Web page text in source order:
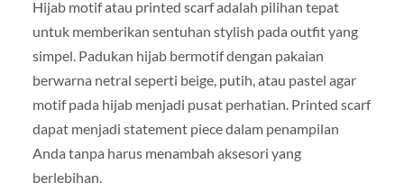
Hijab motif atau printed scarf adalah pilihan tepat
untuk memberikan sentuhan stylish pada outfit yang
simpel. Padukan hijab bermotif dengan pakaian
berwarna netral seperti beige, putih, atau pastel agar
motif pada hijab menjadi pusat perhatian. Printed scarf
dapat menjadi statement piece dalam penampilan
Anda tanpa harus menambah aksesori yang
berlebihan.